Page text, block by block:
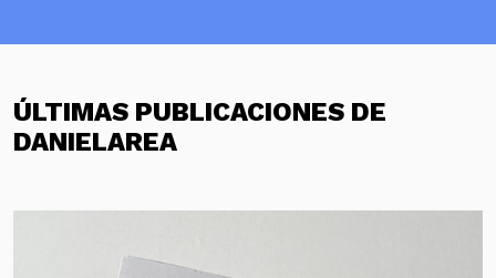
ÚLTIMAS PUBLICACIONES DE
DANIELAREA